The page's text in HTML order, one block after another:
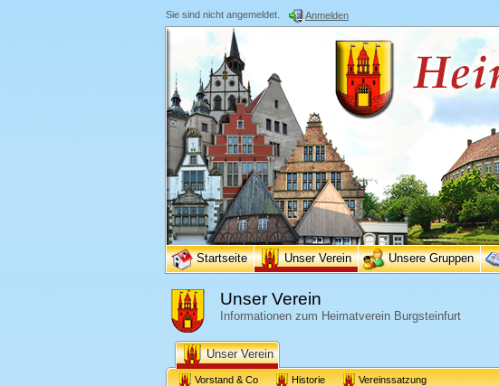
Sie sind nicht angemeldet. Anmelden
Startseite Unser Verein Unsere Gruppen
Unser Verein
Informationen zum Heimatverein Burgsteinfurt
Unser Verein
Vorstand & Co Historie Vereinssatzung